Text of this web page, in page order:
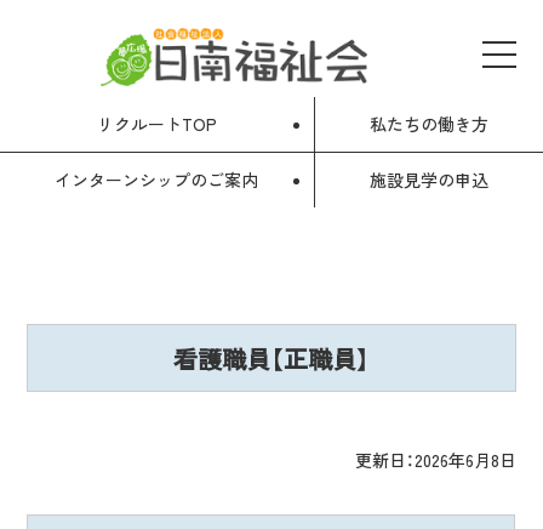
サ
イ
ト
ニ
メ
ン
コ
ン
へ
メ
を
リクルートTOP 私たちの働き方
インターンシップのご案内 施設見学の申込
看護職員【正職員】
更新日：2026年6月8日